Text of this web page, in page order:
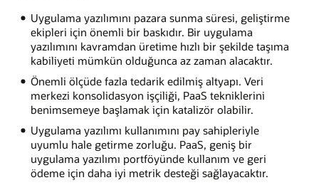
Uygulama yazılımını pazara sunma süresi, geliştirme
ekipleri için önemli bir baskıdır. Bir uygulama
yazılımını kavramdan üretime hızlı bir şekilde taşıma
kabiliyeti mümkün olduğunca az zaman alacaktır.
Önemli ölçüde fazla tedarik edilmiş altyapı. Veri
merkezi konsolidasyon işçiliği, PaaS tekniklerini
benimsemeye başlamak için katalizör olabilir.
Uygulama yazılımı kullanımını pay sahipleriyle
uyumlu hale getirme zorluğu. PaaS, geniş bir
uygulama yazılımı portföyünde kullanım ve geri
ödeme için daha iyi metrik desteği sağlayacaktır.